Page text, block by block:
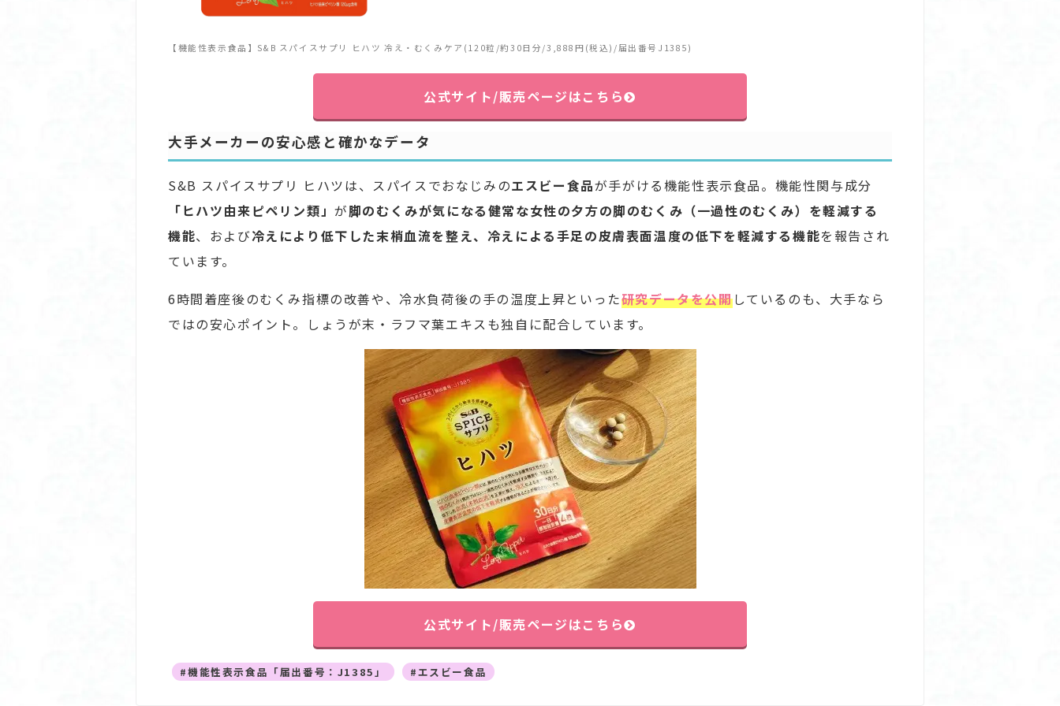
【機能性表示食品】S&B スパイスサプリ ヒハツ 冷え・むくみケア(120粒/約30日分/3,888円(税込)/届出番号J1385)
公式サイト/販売ページはこちら
大手メーカーの安心感と確かなデータ
S&B スパイスサプリ ヒハツは、スパイスでおなじみのエスビー食品が手がける機能性表示食品。機能性関与成分
「ヒハツ由来ピペリン類」が脚のむくみが気になる健常な女性の夕方の脚のむくみ（一過性のむくみ）を軽減する
機能、および冷えにより低下した末梢血流を整え、冷えによる手足の皮膚表面温度の低下を軽減する機能を報告され
ています。
6時間着座後のむくみ指標の改善や、冷水負荷後の手の温度上昇といった研究データを公開しているのも、大手なら
ではの安心ポイント。しょうが末・ラフマ葉エキスも独自に配合しています。
公式サイト/販売ページはこちら
#機能性表示食品「届出番号：J1385」 #エスビー食品